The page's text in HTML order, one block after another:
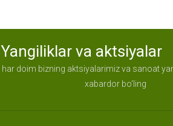
Yangiliklar va aktsiyalar
har doim bizning aktsiyalarimiz va sanoat
xabardor bo'ling